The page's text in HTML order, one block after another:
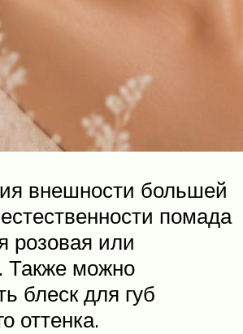
внешности большей
помада
розовая или
Также можно
блеск для губ
оттенка.